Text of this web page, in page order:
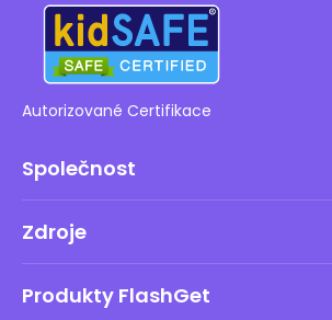
Autorizované Certifikace
Společnost
Licenční smlouva s koncovým uživatelem
Zásady DMCA
Zdroje
Produkty FlashGet